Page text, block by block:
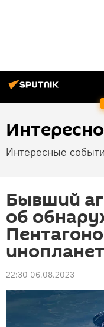
Интересные
Бывший
об
22:30 06.08.2023